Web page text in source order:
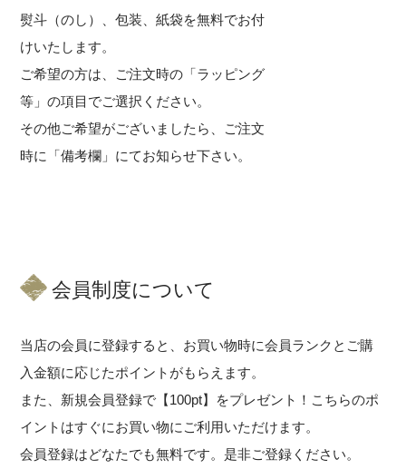
熨斗（のし）、包装、紙袋を無料でお付
けいたします。
ご希望の方は、ご注文時の「ラッピング
等」の項目でご選択ください。
その他ご希望がございましたら、ご注文
時に「備考欄」にてお知らせ下さい。
会員制度について
当店の会員に登録すると、お買い物時に会員ランクとご購
入金額に応じたポイントがもらえます。
また、新規会員登録で【100pt】をプレゼント！こちらのポ
イントはすぐにお買い物にご利用いただけます。
会員登録はどなたでも無料です。是非ご登録ください。